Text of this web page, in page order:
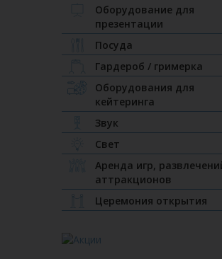
Оборудование для
презентации
Посуда
Гардероб / гримерка
Оборудования для
кейтеринга
Звук
Свет
Аренда игр,
аттракционов
Церемония открытия